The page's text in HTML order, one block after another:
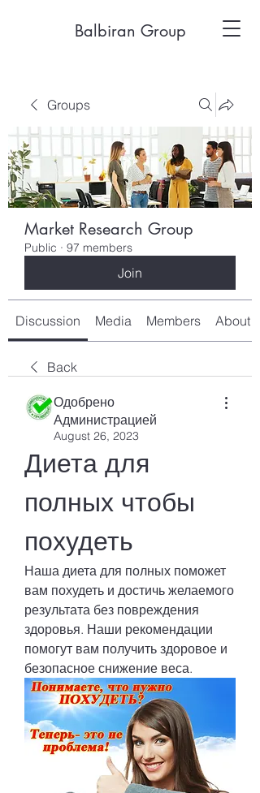
Balbiran Group
Groups
Market Research Group
Public · 97 members
Join
Discussion Media Members About
Back
Одобрено
Администрацией
August 26, 2023
Диета для
полных чтобы
похудеть
Наша диета для полных поможет
вам похудеть и достичь желаемого
результата без повреждения
здоровья. Наши рекомендации
помогут вам получить здоровое и
безопасное снижение веса.